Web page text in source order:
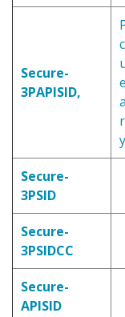
Secure-
3PAPISID,
Secure-
3PSID
Secure-
3PSIDCC
Secure-
APISID